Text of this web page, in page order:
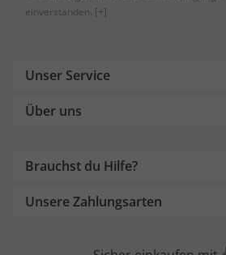
einverstanden. [+]
Unser Service
Über uns
Brauchst du Hilfe?
Unsere Zahlungsarten